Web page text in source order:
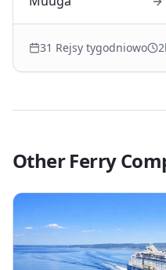
31 Rejsy tygodniowo
Other Ferry